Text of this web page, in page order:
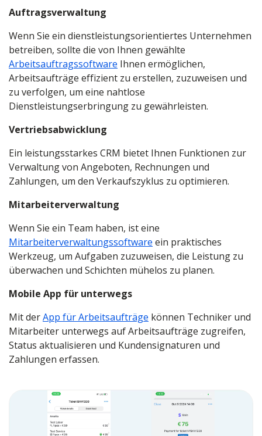
Auftragsverwaltung
Wenn Sie ein dienstleistungsorientiertes Unternehmen
betreiben, sollte die von Ihnen gewählte
Arbeitsauftragssoftware Ihnen ermöglichen,
Arbeitsaufträge effizient zu erstellen, zuzuweisen und
zu verfolgen, um eine nahtlose
Dienstleistungserbringung zu gewährleisten.
Vertriebsabwicklung
Ein leistungsstarkes CRM bietet Ihnen Funktionen zur
Verwaltung von Angeboten, Rechnungen und
Zahlungen, um den Verkaufszyklus zu optimieren.
Mitarbeiterverwaltung
Wenn Sie ein Team haben, ist eine
Mitarbeiterverwaltungssoftware ein praktisches
Werkzeug, um Aufgaben zuzuweisen, die Leistung zu
überwachen und Schichten mühelos zu planen.
Mobile App für unterwegs
Mit derApp für Arbeitsaufträge können Techniker und
Mitarbeiter unterwegs auf Arbeitsaufträge zugreifen,
Status aktualisieren und Kundensignaturen und
Zahlungen erfassen.